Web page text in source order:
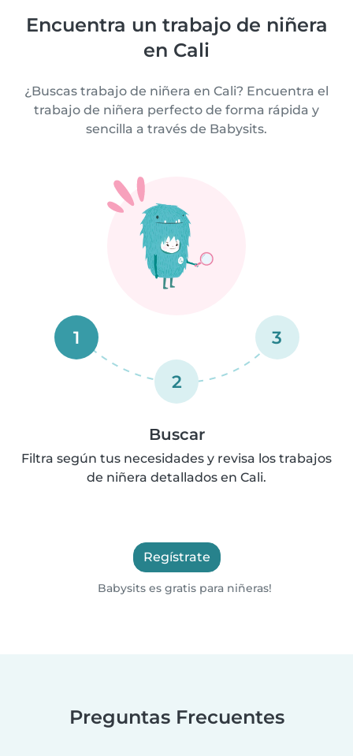
Encuentra un trabajo de niñera
en Cali
¿Buscas trabajo de niñera en Cali? Encuentra el
trabajo de niñera perfecto de forma rápida y
sencilla a través de Babysits.
1
2
3
Buscar
Filtra según tus necesidades y revisa los trabajos
de niñera detallados en Cali.
Regístrate
Babysits es gratis para niñeras!
Preguntas Frecuentes